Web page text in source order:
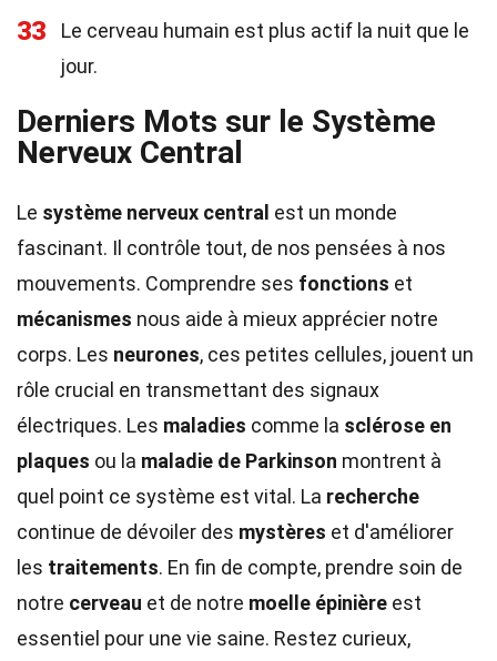
33
Le cerveau humain est plus actif la nuit que le
jour.
Derniers Mots sur le Système
Nerveux Central
Le système nerveux central est un monde
fascinant. Il contrôle tout, de nos pensées à nos
mouvements. Comprendre ses fonctions et
mécanismes nous aide à mieux apprécier notre
corps. Les neurones, ces petites cellules, jouent un
rôle crucial en transmettant des signaux
électriques. Les maladies comme la sclérose en
plaques ou la maladie de Parkinson montrent à
quel point ce système est vital. La recherche
continue de dévoiler des mystères et d'améliorer
les traitements. En fin de compte, prendre soin de
notre cerveau et de notre moelle épinière est
essentiel pour une vie saine. Restez curieux,